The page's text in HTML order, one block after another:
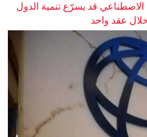
الاصطناعي قد يسرّع تنمية الدول
خلال عقد واحد